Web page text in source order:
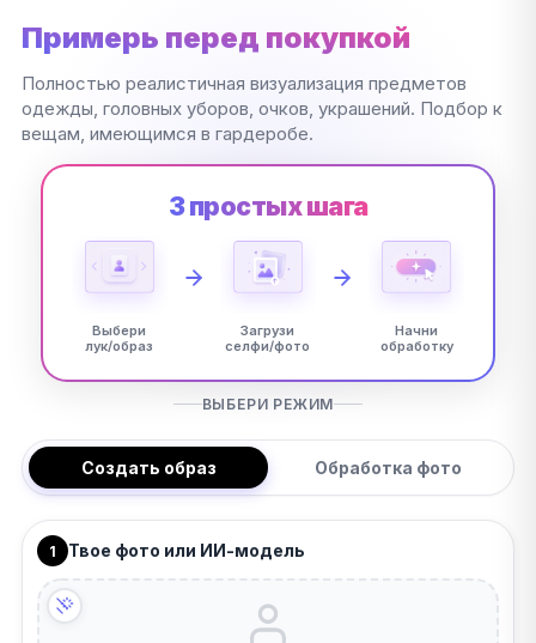
Примерь перед покупкой
Полностью реалистичная визуализация предметов
одежды, головных уборов, очков, украшений. Подбор к
вещам, имеющимся в гардеробе.
3 простых шага
Выбери
лук/образ
Загрузи
селфи/фото
Начни
обработку
ВЫБЕРИ РЕЖИМ
Создать образ Обработка фото
1 Твое фото или ИИ-модель